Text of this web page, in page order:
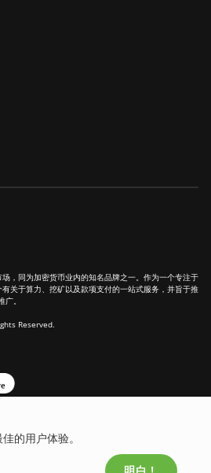
，同为加密货币业内的知名品牌之一。作为一个专注于
关于算力、挖矿以及款项支付的一站式服务，并旨于推
。
Reserved.
的用户体验。